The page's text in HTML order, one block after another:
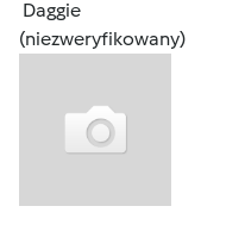
Daggie
(niezweryfikowany)